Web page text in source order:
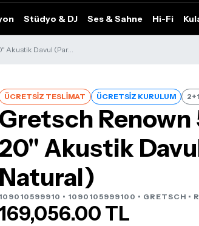
Stüdyo & DJ Ses & Sahne Hi-Fi
Akustik Davul (Par...
ÜCRETSİZ TESLİMAT ÜCRETSİZ KURULUM
Gretsch Renown
Akustik
Natural)
109010599910 • 1090105999100 • GRETSCH •
TL